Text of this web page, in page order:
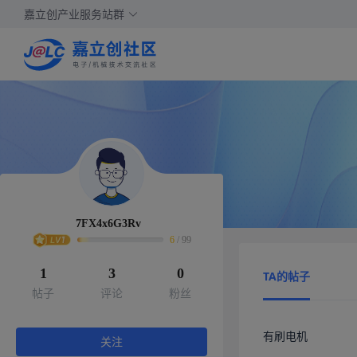
嘉立创产业服务站群
7FX4x6G3Rv
6 / 99
1
帖子
3
评论
0
粉丝
关注
TA的帖子
有刷电机